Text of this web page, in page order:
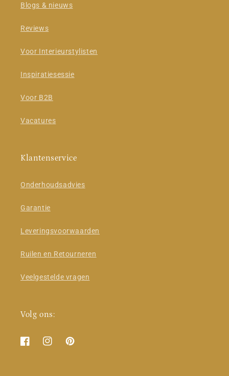
Blogs & nieuws
Reviews
Voor Interieurstylisten
Inspiratiesessie
Voor B2B
Vacatures
Klantenservice
Onderhoudsadvies
Garantie
Leveringsvoorwaarden
Ruilen en Retourneren
Veelgestelde vragen
Volg ons:
FacebookInstagramPinterest